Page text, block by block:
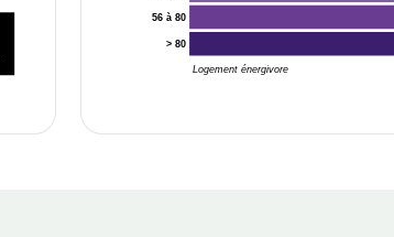
Logement énergivore
56 à 80
> 80